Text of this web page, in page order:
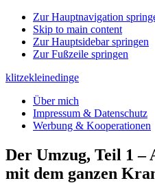
Zur Hauptnavigation
Skip to main content
Zur Hauptsidebar springen
Zur Fußzeile springen
klitzekleinedinge
Über mich
Impressum & Datenschutz
Werbung & Kooperationen
Der Umzug, Teil 1 –
mit dem ganzen